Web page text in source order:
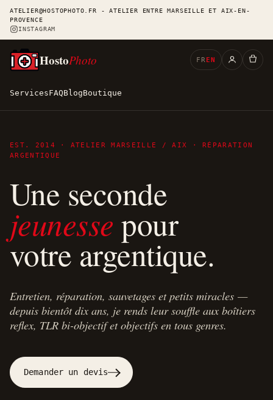
ATELIER@HOSTOPHOTO.FR - ATELIER ENTRE MARSEILLE ET AIX-EN-
PROVENCE
INSTAGRAM
ServicesFAQBlogBoutique
HostoPhoto FR EN
EST. 2014 · ATELIER MARSEILLE / AIX · RÉPARATION
ARGENTIQUE
Une seconde
jeunesse pour
votre argentique.
Entretien, réparation, sauvetages et petits miracles —
depuis bientôt dix ans, je rends leur souffle aux boîtiers
reflex, TLR bi-objectif et objectifs en tous genres.
Demander un devis